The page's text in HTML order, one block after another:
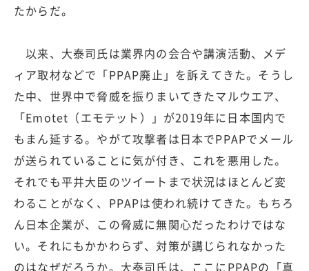
たからだ。
以来、大泰司氏は業界内の会合や講演活動、メデ
ィア取材などで「PPAP廃止」を訴えてきた。そうし
た中、世界中で脅威を振りまいてきたマルウエア、
「Emotet（エモテット）」が2019年に日本国内で
もまん延する。やがて攻撃者は日本でPPAPでメール
が送られていることに気が付き、これを悪用した。
それでも平井大臣のツイートまで状況はほとんど変
わることがなく、PPAPは使われ続けてきた。もちろ
ん日本企業が、この脅威に無関心だったわけではな
い。それにもかかわらず、対策が講じられなかった
のはなぜだろうか。大泰司氏は、ここにPPAPの「真